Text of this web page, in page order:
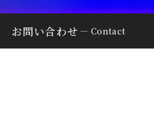
お問い合わせ Contact